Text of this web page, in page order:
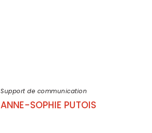
Support de communication
ANNE-SOPHIE PUTOIS